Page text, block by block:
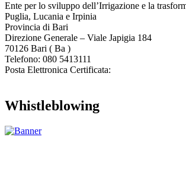
Ente per lo sviluppo dell’Irrigazione e la
Puglia, Lucania e Irpinia
Provincia di Bari
Direzione Generale – Viale Japigia 184
70126 Bari ( Ba )
Telefono: 080 5413111
Posta Elettronica Certificata:
Whistleblowing